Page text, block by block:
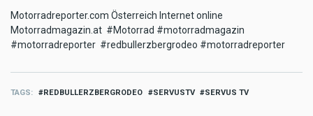
Motorradreporter.com Österreich Internet online
Motorradmagazin.at #Motorrad #motorradmagazin
#motorradreporter #redbullerzbergrodeo #motorradreporter
TAGS REDBULLERZBERGRODEO SERVUSTV SERVUS TV